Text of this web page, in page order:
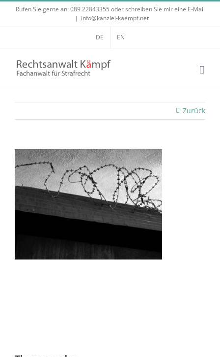
Rufen Sie gerne an: 089 22843355 oder schreiben Sie mir eine E-Mail
| info@kanzlei-kaempf.net
DE EN
Zurück